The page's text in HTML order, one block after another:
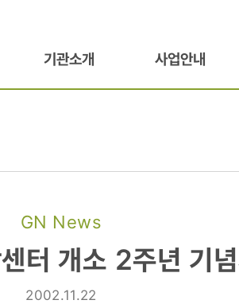
기관소개 사업안내
GN News
터 개소 2주년 기
2002.11.22